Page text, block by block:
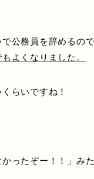
公務員を辞めるので
よくなりました。
らいですね！
ったぞー！！」みた